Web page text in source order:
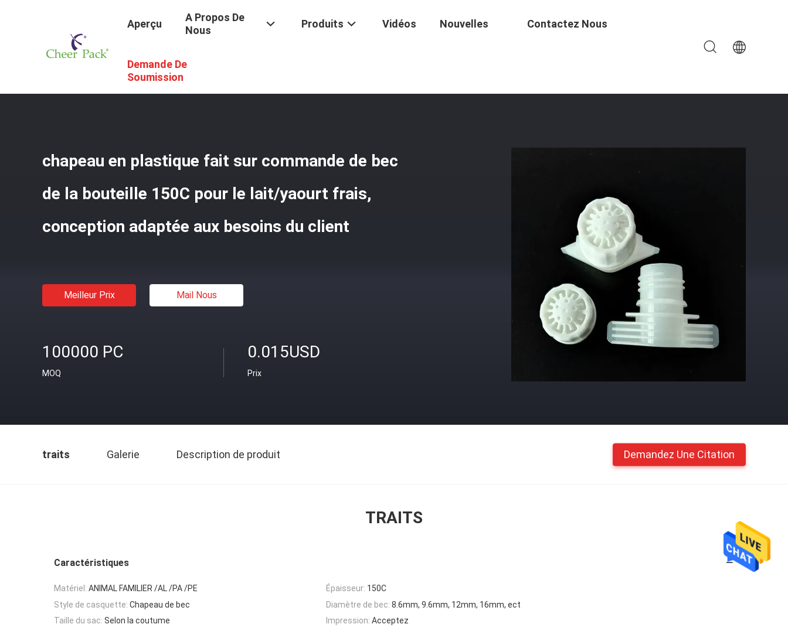
Aperçu
A Propos De
Nous
Produits Vidéos Nouvelles Contactez Nous
Demande De
Soumission
Chapeaux En Plastique De Bec
chapeau en plastique fait sur commande de bec
de la bouteille 150C pour le lait/yaourt frais,
conception adaptée aux besoins du client
Meilleur Prix Mail Nous
100000 PC
MOQ
0.015USD
Prix
traits Galerie Description de produit Demandez Une Citation
TRAITS
Caractéristiques
Matériel: ANIMAL FAMILIER /AL /PA /PE Épaisseur: 150C
Style de casquette: Chapeau de bec Diamètre de bec: 8.6mm, 9.6mm, 12mm, 16mm, ect
Taille du sac: Selon la coutume Impression: Acceptez